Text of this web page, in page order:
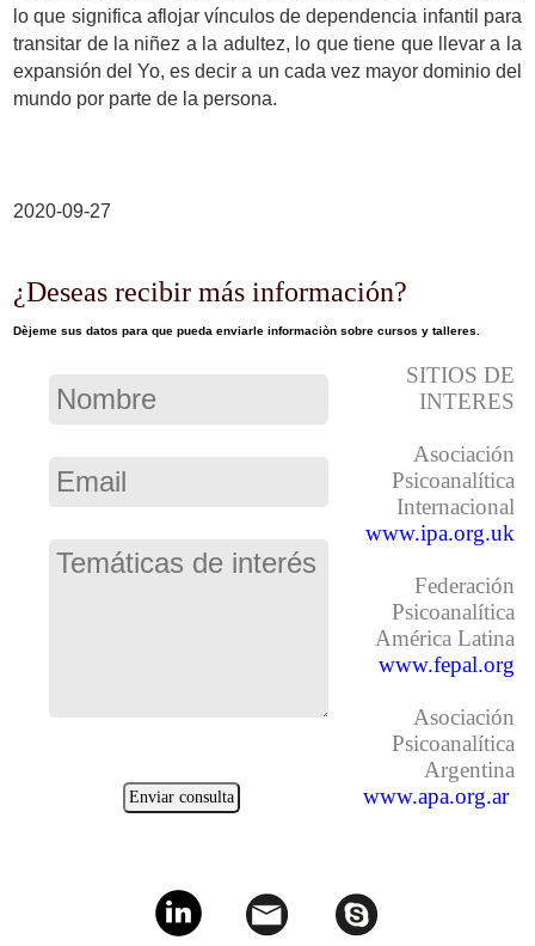
lo que significa aflojar vínculos de dependencia infantil para
transitar de la niñez a la adultez, lo que tiene que llevar a la
expansión del Yo, es decir a un cada vez mayor dominio del
mundo por parte de la persona.
2020-09-27
¿Deseas recibir más información?
Dèjeme sus datos para que pueda enviarle informaciòn sobre cursos y talleres.
SITIOS DE
INTERES
Asociación
Psicoanalítica
Internacional
www.ipa.org.uk
Federación
Psicoanalítica
América Latina
www.fepal.org
Asociación
Psicoanalítica
Argentina
www.apa.org.ar